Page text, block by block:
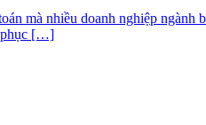
mà nhiều doanh nghiệp
phục […]